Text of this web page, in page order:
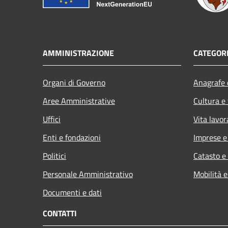
AMMINISTRAZIONE
Organi di Governo
Aree Amministrative
Uffici
Enti e fondazioni
Politici
Personale Amministrativo
Documenti e dati
Cultura
Vita
Imprese
Catasto
Mobilità
CONTATTI